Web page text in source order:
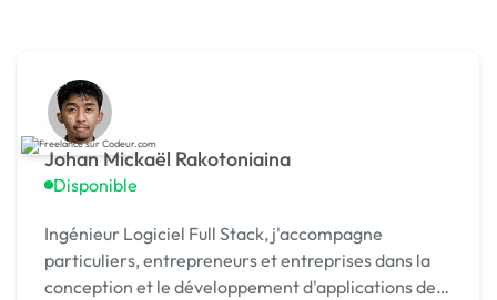
Johan Mickaël Rakotoniaina
Disponible
Ingénieur Logiciel Full Stack, j'accompagne
particuliers, entrepreneurs et entreprises dans la
conception et le développement d'applications de